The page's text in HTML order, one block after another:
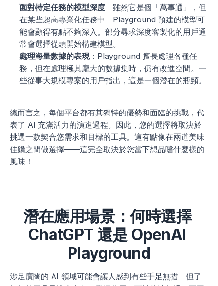
面對特定任務的模型深度 ：雖然它是個「萬事通」，但
在某些超高專業化任務中，Playground 預建的模型可
能會顯得有點不夠深入。部分尋求深度客製化的用戶通
常會選擇從頭開始構建模型。
處理海量數據的表現：Playground 擅長處理各種任
務，但在處理極其龐大的數據集時，仍有改進空間。一
些從事大規模專案的用戶指出，這是一個潛在的瓶頸。
總而言之，每個平台都有其獨特的優勢和面臨的挑戰，代
表了 AI 充滿活力的演進過程。因此，您的選擇將取決於
挑選一款契合您需求和目標的工具。這有點像在兩道美味
佳餚之間做選擇——這完全取決於您當下想品嚐什麼樣的
風味！
潛在應用場景：何時選擇
ChatGPT 還是 OpenAI
Playground
涉足廣闊的 AI 領域可能會讓人感到有些手足無措，但了